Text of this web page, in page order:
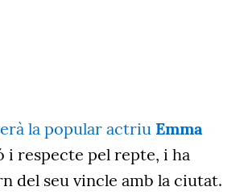
la popular actriu Emma
i respecte pel repte, i ha
del seu vincle amb la ciutat.